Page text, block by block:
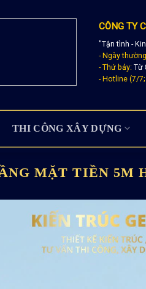
CÔNG TY
"Tận tình -
- Ngày
- Thứ bảy: Từ
- Hotline (7/7;
THI CÔNG XÂY DỰNG
MẶT TIỀN 5M